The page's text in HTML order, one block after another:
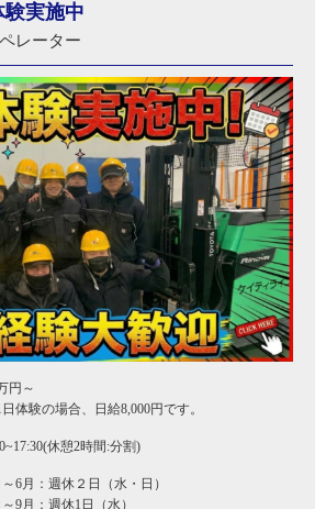
実施中
レーター
円～
体験の場合、日給8,000円です。
休憩2時間:分割)
6月：週休２日（水・日）
9月：週休1日（水）